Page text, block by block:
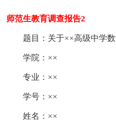
师范生教育调查报告2
题目：关于××高级中学数
学院：××
专业：××
学号：××
姓名：××